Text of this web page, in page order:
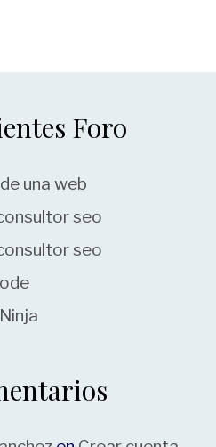
Foro
una web
seo
seo